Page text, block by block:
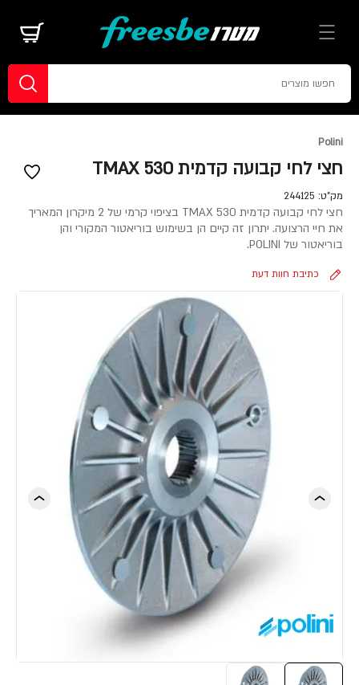
Polini
חצי לחי קבועה קדמית TMAX 530
מק"ט: 244125
חצי לחי קבועה קדמית TMAX 530 בציפוי קרמי של 2 מיקרון המאריך
את חיי הרצועה. יתרון זה קיים הן בשימוש בוריאטור המקורי והן
בוריאטור של POLINI.
כתיבת חוות דעת